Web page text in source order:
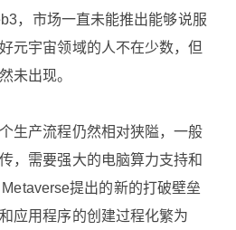
，市场一直未能推出能够说服
元宇宙领域的人不在少数，但
未出现。
生产流程仍然相对狭隘，一般
，需要强大的电脑算力支持和
提出的新的打破壁垒
应用程序的创建过程化繁为